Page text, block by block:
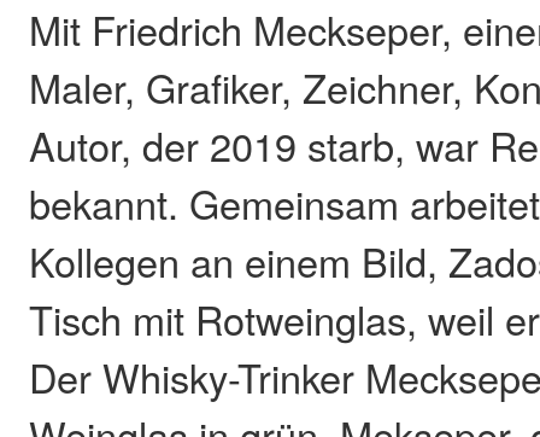
Mit Friedrich Meckseper,
Maler, Grafiker, Zeichner,
Autor, der 2019 starb, war
bekannt. Gemeinsam
Kollegen an einem Bild,
Tisch mit Rotweinglas, weil
Der Whisky-Trinker